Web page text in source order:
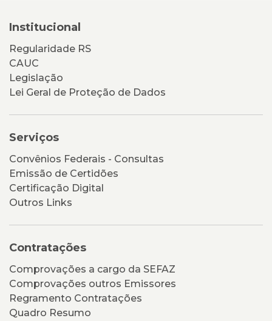
Institucional
Regularidade RS
CAUC
Legislação
Lei Geral de Proteção de Dados
Serviços
Convênios Federais - Consultas
Emissão de Certidões
Certificação Digital
Outros Links
Contratações
Comprovações a cargo da SEFAZ
Comprovações outros Emissores
Regramento Contratações
Quadro Resumo